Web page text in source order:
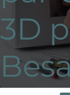
3D